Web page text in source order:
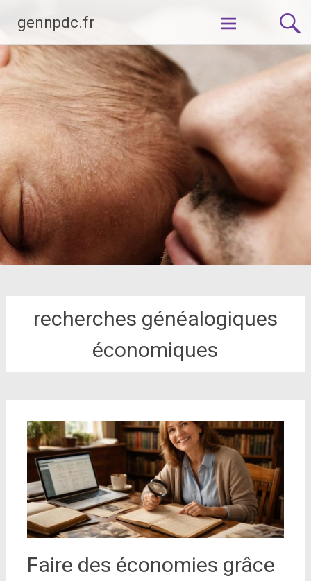
contenu
principal
gennpdc.fr
recherches généalogiques
économiques
Faire des économies grâce